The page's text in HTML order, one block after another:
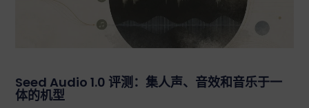
Seed Audio 1.0 评测：集人声、音效和音乐于一
体的机型